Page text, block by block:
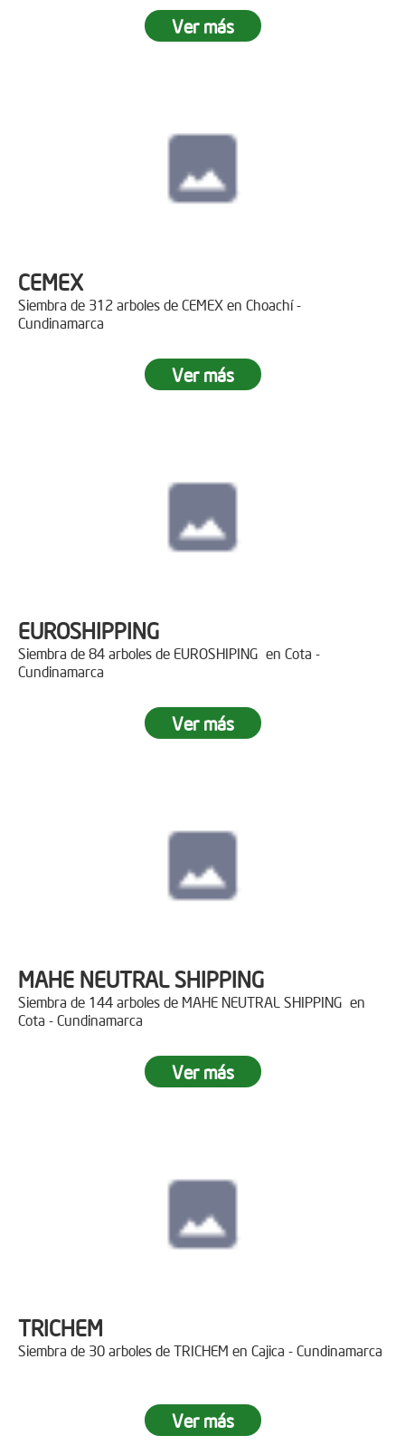
Ver más
CEMEX
Siembra de 312 arboles de CEMEX en Choachí -
Cundinamarca
Ver más
EUROSHIPPING
Siembra de 84 arboles de EUROSHIPING en Cota -
Cundinamarca
Ver más
MAHE NEUTRAL SHIPPING
Siembra de 144 arboles de MAHE NEUTRAL SHIPPING en
Cota - Cundinamarca
Ver más
TRICHEM
Siembra de 30 arboles de TRICHEM en Cajica - Cundinamarca
Ver más